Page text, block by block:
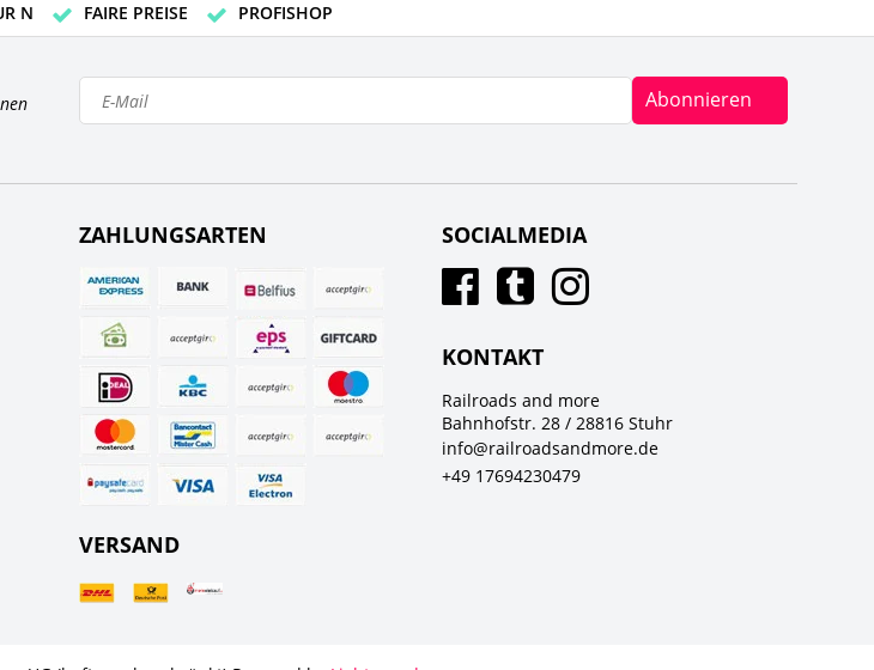
N
FAIRE PREISE PROFISHOP
Abonnieren
ZAHLUNGSARTEN
VERSAND
SOCIALMEDIA
KONTAKT
Railroads and more
Bahnhofstr. 28 / 28816 Stuhr
info@railroadsandmore.de
+49 17694230479